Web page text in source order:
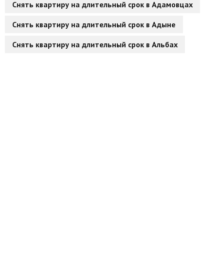
Снять квартиру на длительный срок в Адамовцах
Снять квартиру на длительный срок в Адыне
Снять квартиру на длительный срок в Альбах